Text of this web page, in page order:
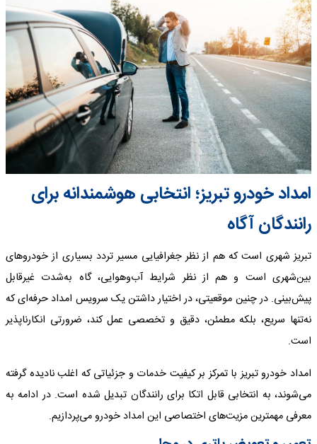
امداد خودرو تبریز؛ انتخابی هوشمندانه برای
رانندگان آگاه
تبریز شهری است که هم از نظر جغرافیایی مسیر تردد بسیاری از خودروهای
بین‌شهری است و هم از نظر شرایط آب‌وهوایی، گاه به‌شدت غیرقابل
پیش‌بینی. در چنین موقعیتی، در اختیار داشتن یک سرویس امداد حرفه‌ای که
نه‌تنها سریع، بلکه مطمئن، دقیق و تخصصی عمل کند، ضرورتی انکارناپذیر
است.
امداد خودرو تبریز با تمرکز بر کیفیت خدمات و جزئیاتی که اغلب نادیده گرفته
می‌شوند، به انتخابی قابل اتکا برای رانندگان تبدیل شده است. در ادامه به
معرفی مهمترین مزیت‌های اختصاصی این امداد خودرو می‌پردازیم.